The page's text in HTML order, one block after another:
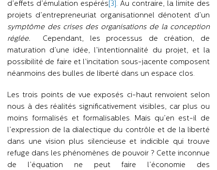
d’effets d’émulation espérés [3] . Au contraire, la limite des
projets d’entrepreneuriat organisationnel dénotent d’un
symptôme des crises des organisations de la conception
réglée.
Cependant, les processus de création, de
maturation d’une idée, l’intentionnalité du projet, et la
possibilité de faire et l’incitation sous-jacente composent
néanmoins des bulles de liberté dans un espace clos.
Les trois points de vue exposés ci-haut renvoient selon
nous à des réalités significativement visibles, car plus ou
moins formalisés et formalisables. Mais qu’en est-il de
l’expression de la dialectique du contrôle et de la liberté
dans une vision plus silencieuse et indicible qui trouve
refuge dans les phénomènes de pouvoir ? Cette inconnue
de l’équation ne peut faire l’économie des